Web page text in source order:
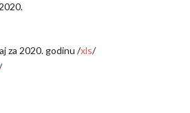
za 2020. godinu /xls/